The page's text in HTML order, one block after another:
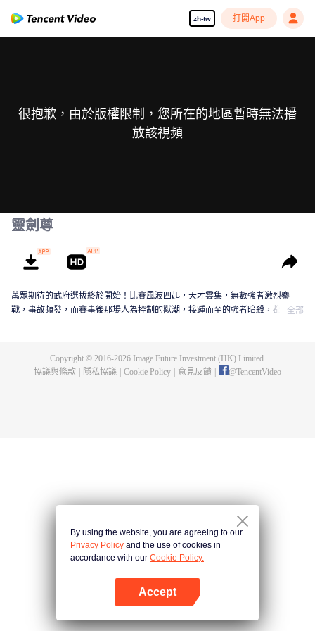
zh-tw 打開App
很抱歉，由於版權限制，您所在的地區暫時無法播
放該視頻
靈劍尊
萬眾期待的武府選拔終於開始！比賽風波四起，天才雲集，無數強者激烈鏖
戰，事故頻發，而賽事後那場人為控制的獸潮，接踵而至的強者暗殺，都顯示
全部
Copyright © 2016-2026Image Future Investment (HK) Limited.
協議與條款
隱私協議 Cookie Policy 意見反饋 @TencentVideo
By using the website, you are agreeing to our
Privacy Policy and the use of cookies in
accordance with our Cookie Policy.
Accept